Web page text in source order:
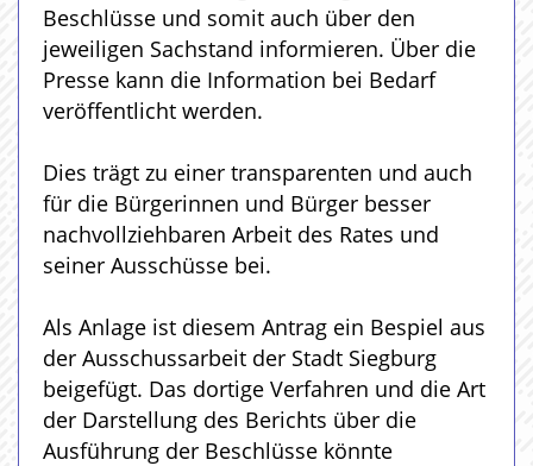
Beschlüsse und somit auch über den
jeweiligen Sachstand informieren. Über die
Presse kann die Information bei Bedarf
veröffentlicht werden.
Dies trägt zu einer transparenten und auch
für die Bürgerinnen und Bürger besser
nachvollziehbaren Arbeit des Rates und
seiner Ausschüsse bei.
Als Anlage ist diesem Antrag ein Bespiel aus
der Ausschussarbeit der Stadt Siegburg
beigefügt. Das dortige Verfahren und die Art
der Darstellung des Berichts über die
Ausführung der Beschlüsse könnte